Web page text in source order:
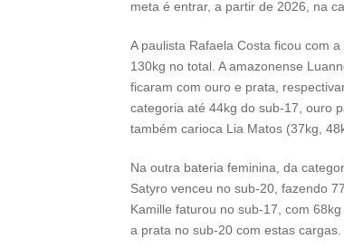
meta é entrar, a partir de 2026, na
A paulista Rafaela Costa ficou com
130kg no total. A amazonense
ficaram com ouro e prata,
categoria até 44kg do sub-17, ouro
também carioca Lia Matos (37kg,
Na outra bateria feminina, da
Satyro venceu no sub-20, fazendo
Kamille faturou no sub-17, com
a prata no sub-20 com estas cargas.